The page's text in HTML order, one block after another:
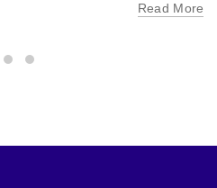
Read More